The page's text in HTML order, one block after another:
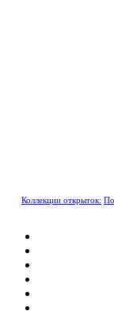
Коллекции открыток: